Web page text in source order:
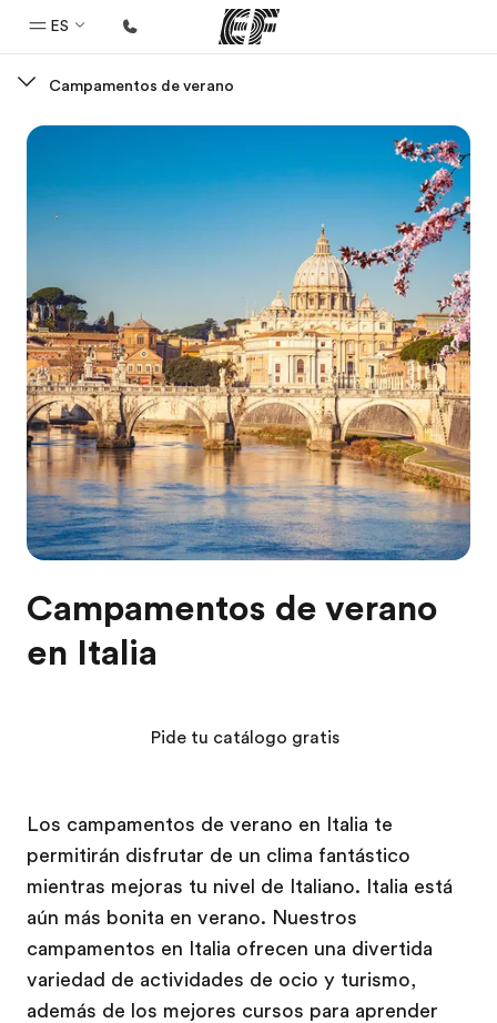
ES
Bienvenido a EF
Programas
Ver todo lo que hacemos
Encuentra una oficina
Sobre nosotros
Quiénes somos
Trabajos
Únete al equipo
Campamentos de verano
Campamentos de verano
en Italia
Los campamentos de verano en Italia te
permitirán disfrutar de un clima fantástico
mientras mejoras tu nivel de Italiano. Italia está
aún más bonita en verano. Nuestros
campamentos en Italia ofrecen una divertida
variedad de actividades de ocio y turismo,
además de los mejores cursos para aprender
Pide tu catálogo gratis